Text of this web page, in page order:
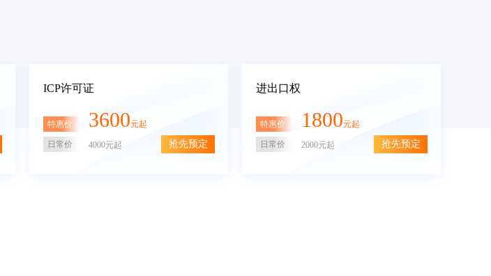
ICP许可证
特惠价 3600元起
日常价 4000元起 抢先预定
进出口权
特惠价 1800元起
日常价 2000元起 抢先预定